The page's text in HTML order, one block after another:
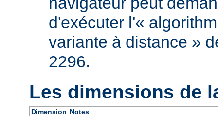
d'exécuter l'«
variante à distance »
2296.
Les dimensions de
Dimension Notes